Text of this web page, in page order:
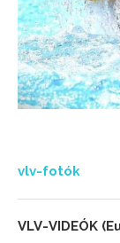
vlv-fotók
VLV-VIDEÓK